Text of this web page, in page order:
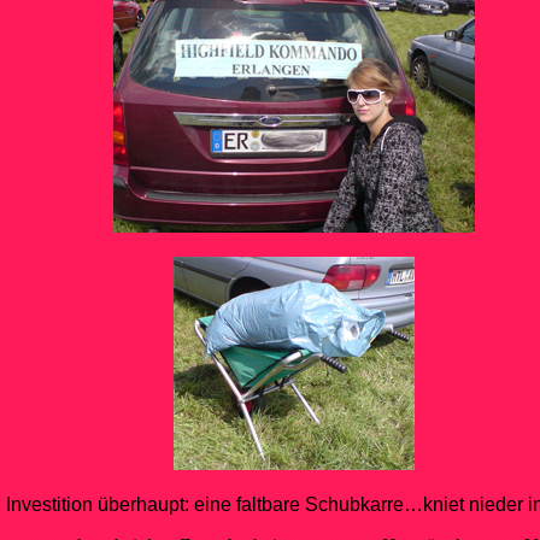
Investition überhaupt: eine faltbare Schubkarre…kniet nieder